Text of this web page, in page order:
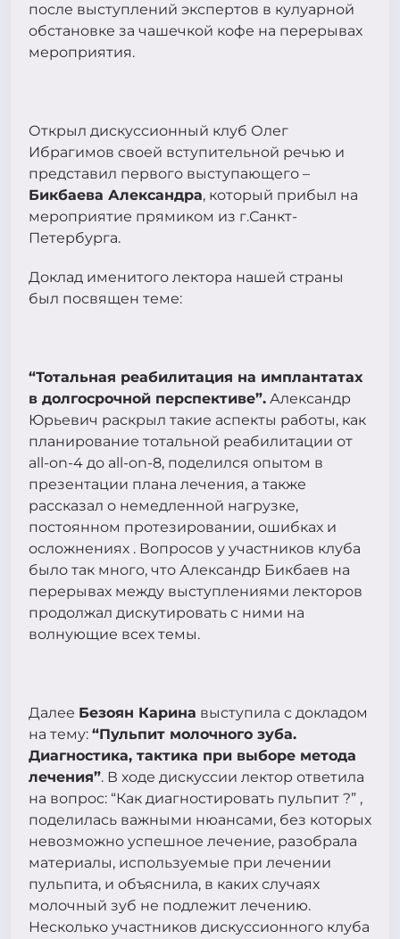
после выступлений экспертов в кулуарной
обстановке за чашечкой кофе на перерывах
мероприятия.
Открыл дискуссионный клуб Олег
Ибрагимов своей вступительной речью и
представил первого выступающего –
Бикбаева Александра, который прибыл на
мероприятие прямиком из г.Санкт-
Петербурга.
Доклад именитого лектора нашей страны
был посвящен теме:
“Тотальная реабилитация на имплантатах
в долгосрочной перспективе”. Александр
Юрьевич раскрыл такие аспекты работы, как
планирование тотальной реабилитации от
all-on-4 до all-on-8, поделился опытом в
презентации плана лечения, а также
рассказал о немедленной нагрузке,
постоянном протезировании, ошибках и
осложнениях . Вопросов у участников клуба
было так много, что Александр Бикбаев на
перерывах между выступлениями лекторов
продолжал дискутировать с ними на
волнующие всех темы.
Далее Безоян Карина выступила с докладом
на тему: “Пульпит молочного зуба.
Диагностика, тактика при выборе метода
лечения”. В ходе дискуссии лектор ответила
на вопрос: “Как диагностировать пульпит ?” ,
поделилась важными нюансами, без которых
невозможно успешное лечение, разобрала
материалы, используемые при лечении
пульпита, и объяснила, в каких случаях
молочный зуб не подлежит лечению.
Несколько участников дискуссионного клуба